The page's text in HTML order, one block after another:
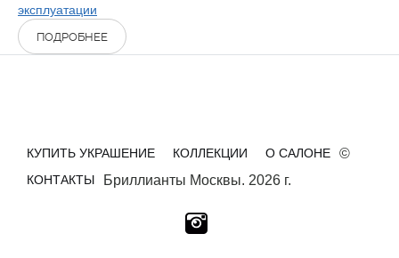
эксплуатации
ПОДРОБНЕЕ
КУПИТЬ УКРАШЕНИЕ КОЛЛЕКЦИИ
О САЛОНЕ
КОНТАКТЫ
©
Бриллианты Москвы. 2026 г.